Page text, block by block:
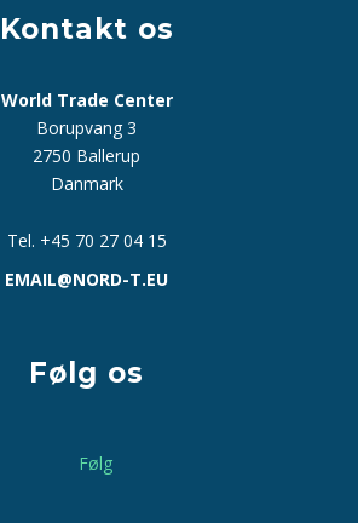
Kontakt os
World Trade Center
Borupvang 3
2750 Ballerup
Danmark
Tel. +45 70 27 04 15
EMAIL@NORD-T.EU
Følg os
Følg